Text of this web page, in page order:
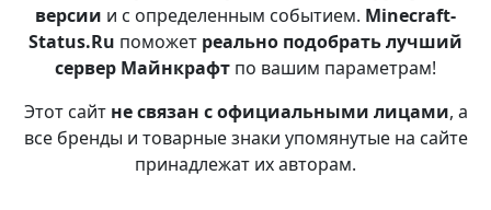
версии и с определенным событием. Minecraft-
Status.Ru поможет реально подобрать лучший
сервер Майнкрафт по вашим параметрам!
Этот сайт не связан с официальными лицами, а
все бренды и товарные знаки упомянутые на сайте
принадлежат их авторам.